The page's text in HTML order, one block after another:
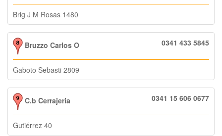
Brig J M Rosas 1480
Bruzzo Carlos O 0341 433 5845
Gaboto Sebasti 2809
C.b Cerrajeria 0341 15 606 0677
Gutiérrez 40